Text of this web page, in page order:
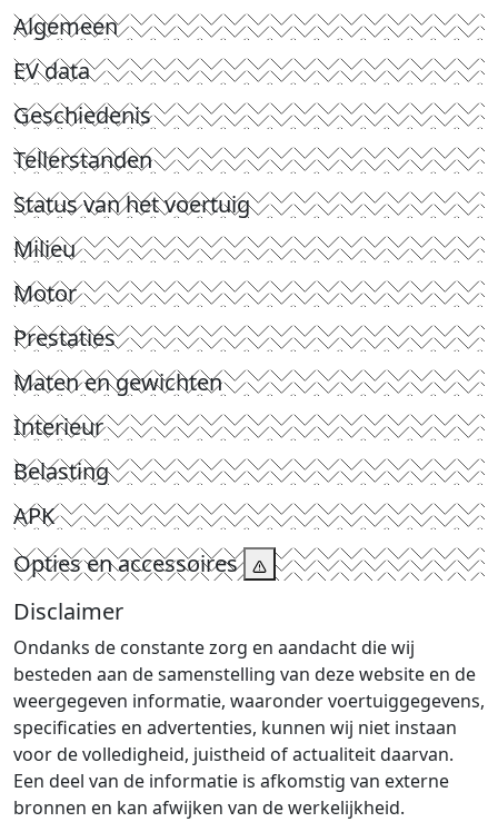
Algemeen
EV data
Geschiedenis
Tellerstanden
Status van het voertuig
Milieu
Motor
Prestaties
Maten en gewichten
Interieur
Belasting
APK
Opties en accessoires
Disclaimer
Ondanks de constante zorg en aandacht die wij
besteden aan de samenstelling van deze website en de
weergegeven informatie, waaronder voertuiggegevens,
specificaties en advertenties, kunnen wij niet instaan
voor de volledigheid, juistheid of actualiteit daarvan.
Een deel van de informatie is afkomstig van externe
bronnen en kan afwijken van de werkelijkheid.